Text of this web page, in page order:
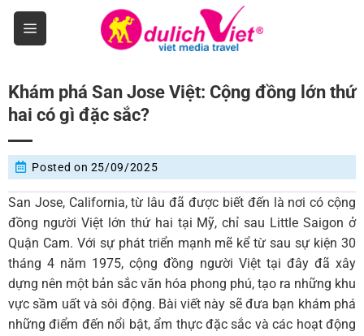
Skip
content
Khám phá San Jose Việt: Cộng đồng lớn thứ
hai có gì đặc sắc?
Posted on 25/09/2025
San Jose, California, từ lâu đã được biết đến là nơi có cộng
đồng người Việt lớn thứ hai tại Mỹ, chỉ sau Little Saigon ở
Quận Cam. Với sự phát triển mạnh mẽ kể từ sau sự kiện 30
tháng 4 năm 1975, cộng đồng người Việt tại đây đã xây
dựng nên một bản sắc văn hóa phong phú, tạo ra những khu
vực sầm uất và sôi động. Bài viết này sẽ đưa bạn khám phá
những điểm đến nổi bật, ẩm thực đặc sắc và các hoạt động